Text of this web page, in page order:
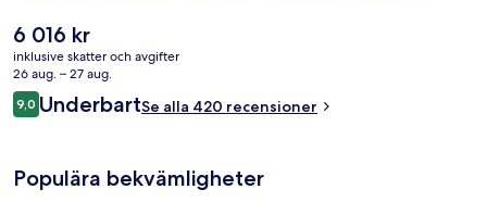
Maricel specialiserar sig på medelhavsköket, men vill du bara ta en
drink kan du istället besöka deras cocktailbar. Dessutom får gäster
tillgång till en bar vid poolen, ett fitnesscenter och en bubbelpool
på detta hotell i lyxstil. Andra resenärer talar mycket väl om den
hjälpsamma personalen.
Det
nuvarande
priset
är
6 016 kr
6 016 kr
inklusive skatter och avgifter
26 aug. – 27 aug.
Recensioner
9,09,0 av 10,
UnderbartSe alla 420 recensioner
Populära bekvämligheter